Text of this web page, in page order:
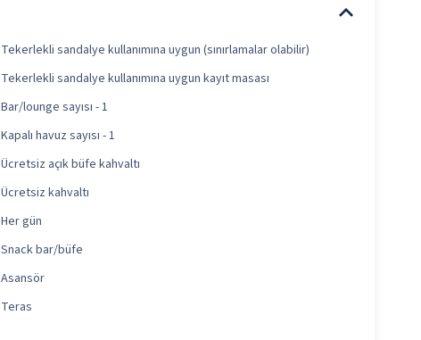
Tekerlekli sandalye kullanımına uygun (sınırlamalar olabilir)
Tekerlekli sandalye kullanımına uygun kayıt masası
Bar/lounge sayısı - 1
Kapalı havuz sayısı - 1
Ücretsiz açık büfe kahvaltı
Ücretsiz kahvaltı
Her gün
Snack bar/büfe
Asansör
Teras